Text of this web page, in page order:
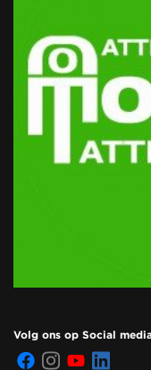
Volg ons op Social